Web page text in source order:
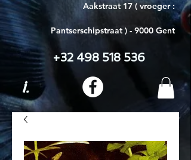
Aakstraat 17 ( vroeger :
Pantserschipstraat ) - 9000 Gent
+32 498 518 536
i.